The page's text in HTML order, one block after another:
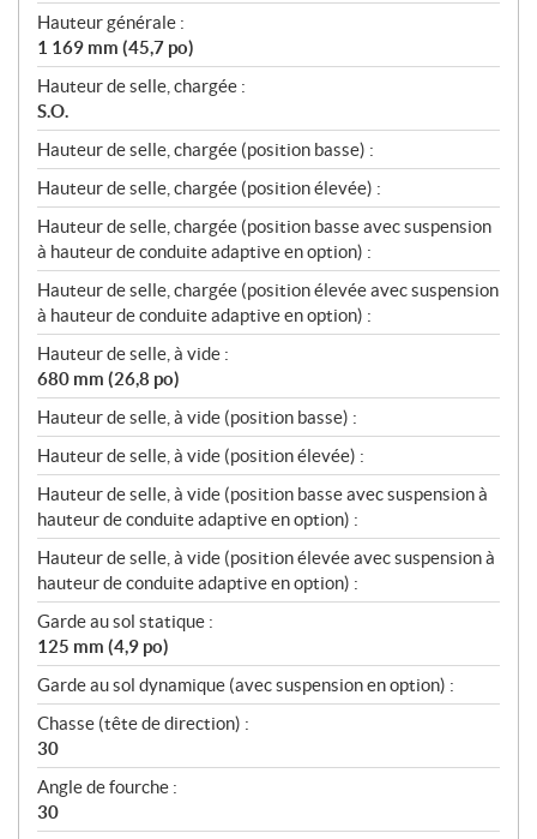
Hauteur générale :
1 169 mm (45,7 po)
Hauteur de selle, chargée :
S.O.
Hauteur de selle, chargée (position basse) :
Hauteur de selle, chargée (position élevée) :
Hauteur de selle, chargée (position basse avec suspension
à hauteur de conduite adaptive en option) :
Hauteur de selle, chargée (position élevée avec suspension
à hauteur de conduite adaptive en option) :
Hauteur de selle, à vide :
680 mm (26,8 po)
Hauteur de selle, à vide (position basse) :
Hauteur de selle, à vide (position élevée) :
Hauteur de selle, à vide (position basse avec suspension à
hauteur de conduite adaptive en option) :
Hauteur de selle, à vide (position élevée avec suspension à
hauteur de conduite adaptive en option) :
Garde au sol statique :
125 mm (4,9 po)
Garde au sol dynamique (avec suspension en option) :
Chasse (tête de direction) :
30
Angle de fourche :
30